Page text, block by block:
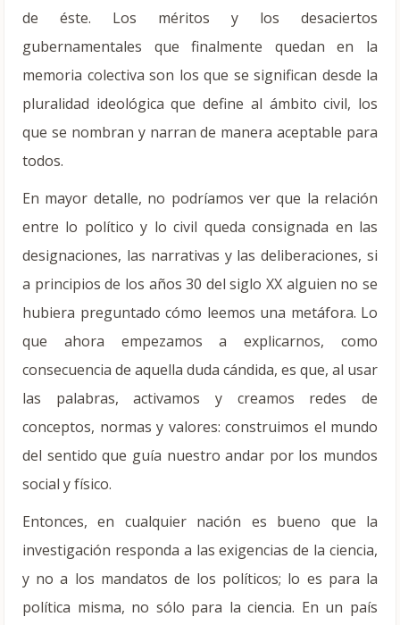
de éste. Los méritos y los desaciertos
gubernamentales que finalmente quedan en la
memoria colectiva son los que se significan desde la
pluralidad ideológica que define al ámbito civil, los
que se nombran y narran de manera aceptable para
todos.
En mayor detalle, no podríamos ver que la relación
entre lo político y lo civil queda consignada en las
designaciones, las narrativas y las deliberaciones, si
a principios de los años 30 del siglo XX alguien no se
hubiera preguntado cómo leemos una metáfora. Lo
que ahora empezamos a explicarnos, como
consecuencia de aquella duda cándida, es que, al usar
las palabras, activamos y creamos redes de
conceptos, normas y valores: construimos el mundo
del sentido que guía nuestro andar por los mundos
social y físico.
Entonces, en cualquier nación es bueno que la
investigación responda a las exigencias de la ciencia,
y no a los mandatos de los políticos; lo es para la
política misma, no sólo para la ciencia. En un país